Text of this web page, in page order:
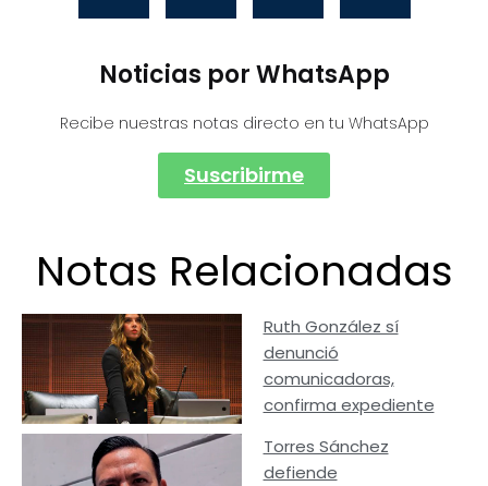
Noticias por WhatsApp
Recibe nuestras notas directo en tu WhatsApp
Suscribirme
Notas Relacionadas
Ruth González sí
denunció
comunicadoras,
confirma expediente
Torres Sánchez
defiende